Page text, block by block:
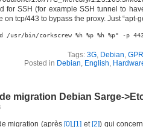
for SSH (for example SSH tunnel to
on tcp/443 to bypass the proxy. Just “apt-
/usr/bin/corkscrew %h %p %h %p" -p
Tags: 3G, Debian,
Posted in Debian, English,
migration Debian Sarge-
migration (après [0],[1] et [2]) qui